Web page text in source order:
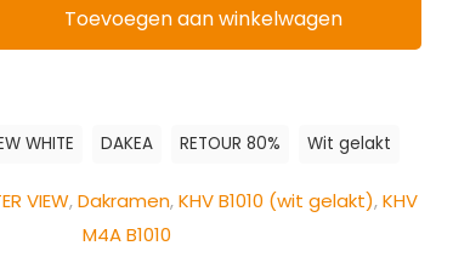
Toevoegen aan winkelwagen
VIEW,Dakramen,KHV B1010 (wit gelakt),KHV
M4A B1010
WHITE DAKEA RETOUR 80% Wit gelakt